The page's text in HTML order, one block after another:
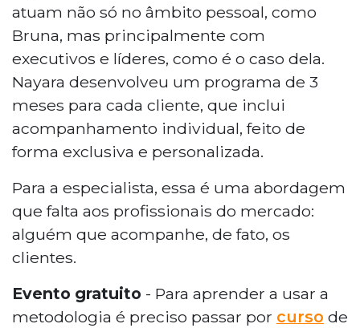
atuam não só no âmbito pessoal, como
Bruna, mas principalmente com
executivos e líderes, como é o caso dela.
Nayara desenvolveu um programa de 3
meses para cada cliente, que inclui
acompanhamento individual, feito de
forma exclusiva e personalizada.
Para a especialista, essa é uma abordagem
que falta aos profissionais do mercado:
alguém que acompanhe, de fato, os
clientes.
Evento gratuito - Para aprender a usar a
metodologia é preciso passar por curso de